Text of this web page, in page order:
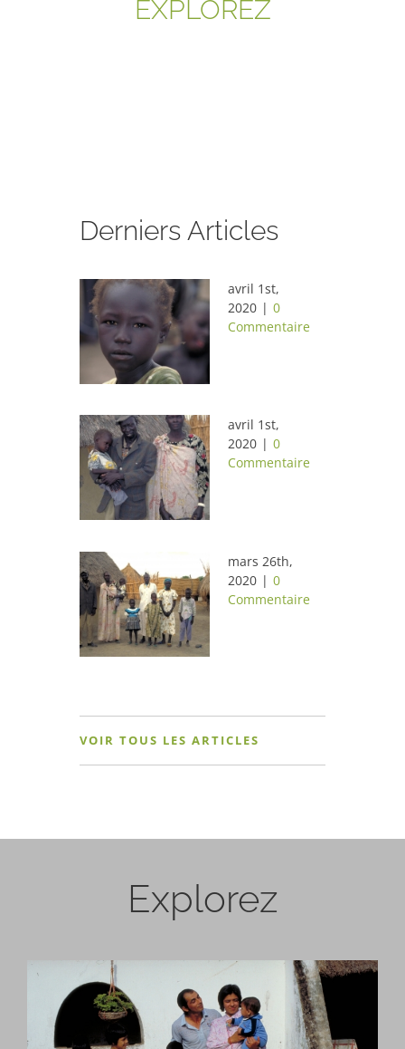
EXPLOREZ
Derniers Articles
avril 1st,
2020 | 0
Commentaire
avril 1st,
2020 | 0
Commentaire
mars 26th,
2020 | 0
Commentaire
VOIR TOUS LES ARTICLES
Explorez